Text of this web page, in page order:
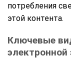
потребления
этой контента.
Ключевые
электронной